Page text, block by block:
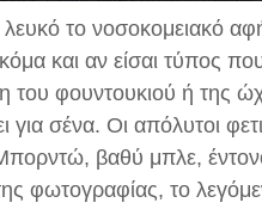
το νοσοκομειακό
και αν είσαι τύπος
φουντουκιού ή της
για σένα. Οι απόλυτοι
βαθύ μπλε,
φωτογραφίας, το